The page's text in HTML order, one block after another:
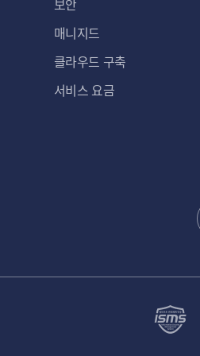
보안
매니지드
클라우드 구축
서비스 요금